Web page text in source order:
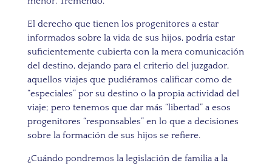
El derecho que tienen los progenitores a estar
informados sobre la vida de sus hijos, podría estar
suficientemente cubierta con la mera comunicación
del destino, dejando para el criterio del juzgador,
aquellos viajes que pudiéramos calificar como de
“especiales” por su destino o la propia actividad del
viaje; pero tenemos que dar más “libertad” a esos
progenitores “responsables” en lo que a decisiones
sobre la formación de sus hijos se refiere.
¿Cuándo pondremos la legislación de familia a la